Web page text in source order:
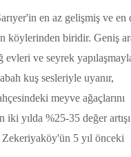
en az gelişmiş ve en
köylerinden biridir. Geniş
evleri ve seyrek
kuş sesleriyle uyanır,
meyve ağaçlarını
iki yılda %25-35 değer artışı
Zekeriyaköy'ün 5 yıl önceki